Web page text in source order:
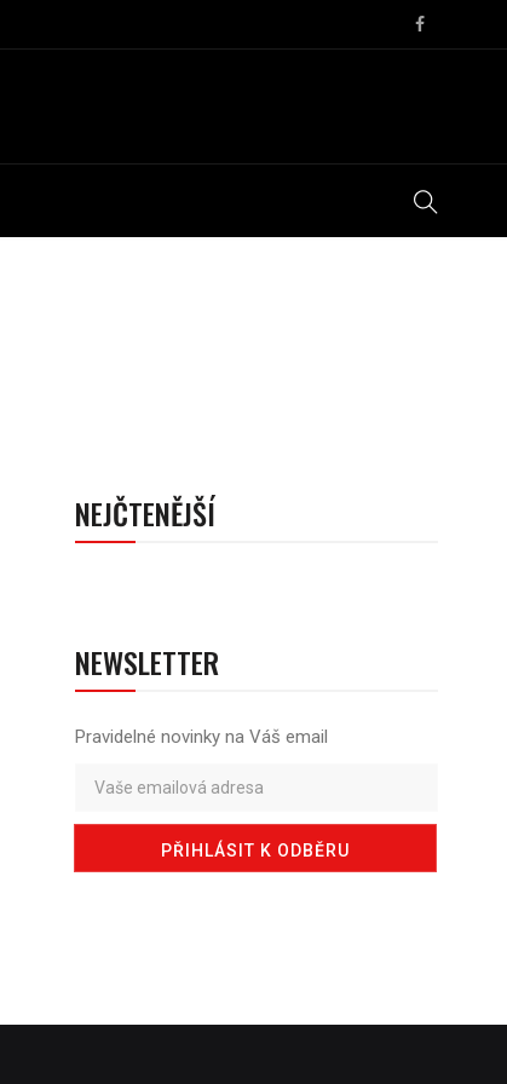
NEJČTENĚJŠÍ
NEWSLETTER
Pravidelné novinky na Váš email